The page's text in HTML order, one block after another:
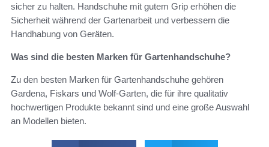
sicher zu halten. Handschuhe mit gutem Grip erhöhen die
Sicherheit während der Gartenarbeit und verbessern die
Handhabung von Geräten.
Was sind die besten Marken für Gartenhandschuhe?
Zu den besten Marken für Gartenhandschuhe gehören
Gardena, Fiskars und Wolf-Garten, die für ihre qualitativ
hochwertigen Produkte bekannt sind und eine große Auswahl
an Modellen bieten.